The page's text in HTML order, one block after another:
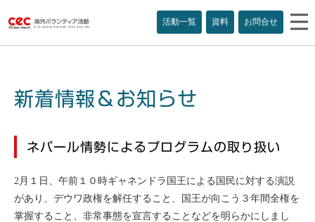
活動一覧 資料 お問合せ
新着情報＆お知らせ
ネパール情勢によるプログラムの取り扱い
2月１日、午前１０時ギャネンドラ国王による国民に対する演説
があり、デウワ政権を解任すること、国王が向こう３年間全権を
掌握すること、非常事態を宣言することなどを明らかにしまし